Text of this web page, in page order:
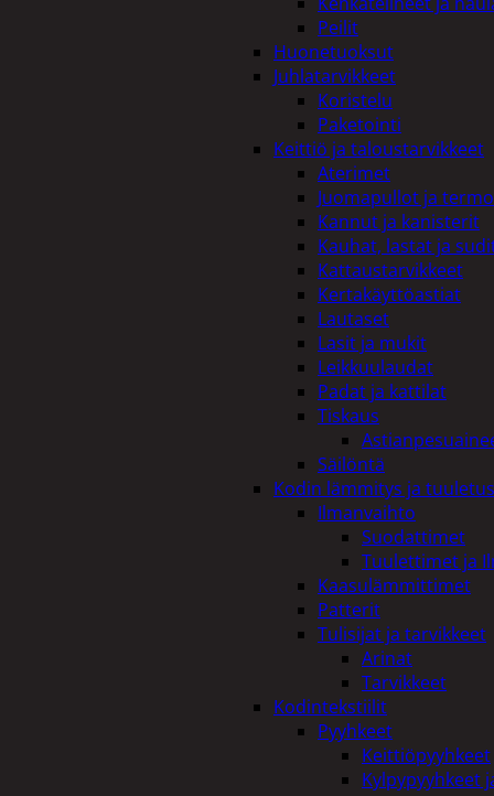
Peilit
Huonetuoksut
Juhlatarvikkeet
Koristelu
Paketointi
Keittiö ja taloustarvikkeet
Aterimet
Juomapullot ja
Kannut ja kanisterit
Kauhat, lastat ja
Kattaustarvikkeet
Kertakäyttöastiat
Lautaset
Lasit ja mukit
Leikkuulaudat
Padat ja kattilat
Tiskaus
Säilöntä
Kodin lämmitys ja tuuletus
Ilmanvaihto
Suodattimet
Tuulettimet ja
Kaasulämmittimet
Patterit
Tulisijat ja tarvikkeet
Arinat
Tarvikkeet
Kodintekstiilit
Pyyhkeet
Keittiöpyyhkeet
Kylpypyyhkeet